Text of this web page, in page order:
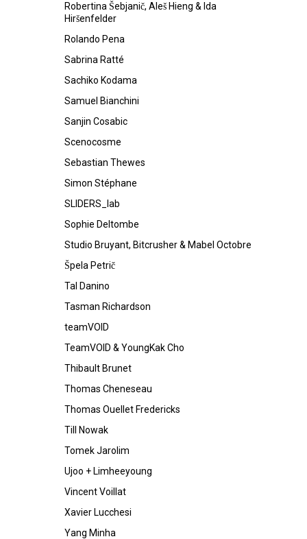
Robertina Šebjanič, Aleš Hieng & Ida
Hiršenfelder
Rolando Pena
Sabrina Ratté
Sachiko Kodama
Samuel Bianchini
Sanjin Cosabic
Scenocosme
Sebastian Thewes
Simon Stéphane
SLIDERS_lab
Sophie Deltombe
Studio Bruyant, Bitcrusher & Mabel Octobre
Špela Petrič
Tal Danino
Tasman Richardson
teamVOID
TeamVOID & YoungKak Cho
Thibault Brunet
Thomas Cheneseau
Thomas Ouellet Fredericks
Till Nowak
Tomek Jarolim
Ujoo + Limheeyoung
Vincent Voillat
Xavier Lucchesi
Yang Minha